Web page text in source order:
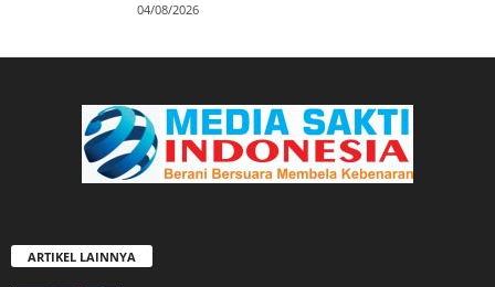
04/08/2026
ARTIKEL LAINNYA